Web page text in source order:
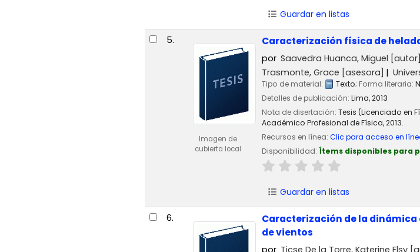
Guardar en listas
5.
Imagen de
cubierta local
Caracterización física de
por Saavedra Huanca, Miguel [autor]
Trasmonte, Grace [asesora]
Tipo de material: Texto; Forma literaria:
Detalles de publicación: Lima,2013
Nota de disertación: Tesis (Licenciado en
Académico Profesional de Física, 2013.
Recursos en línea: Clic para acceso en
Disponibilidad: Ítems disponibles para
Guardar en listas
6.
Caracterización de la
de vientos
por Ticse De la Torre, Katerine Elsy